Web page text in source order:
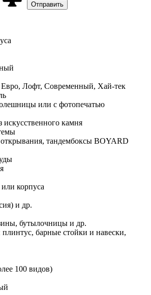
Евро, Лофт, Современный, Хай-тек
или с фотопечатью
искусственного камня
тандембоксы BOYARD
корпуса
и др.
бутылочницы и др.
барные стойки и навески,
100 видов)